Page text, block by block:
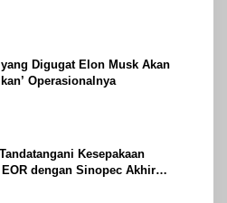
Digugat Elon Musk Akan
Operasionalnya
Kesepakaan
EOR dengan Sinopec Akhir